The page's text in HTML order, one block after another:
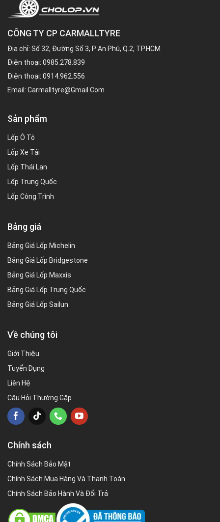
CÔNG TY CP CARMALLTYRE
Địa chỉ: Số 32, Đường Số 3, P An Phú, Q.2, TP.HCM
Điện thoại: 0985.278.839
Điện thoại: 0914.962.556
Email: Carmalltyre@gmail.com
Sản phẩm
Lốp Ô Tô
Lốp Xe Tải
Lốp Thái Lan
Lốp Trung Quốc
Lốp Công Trình
Bảng giá
Bảng Giá Lốp Michelin
Bảng Giá Lốp Bridgestone
Bảng Giá Lốp Maxxis
Bảng Giá Lốp Trung Quốc
Bảng Giá Lốp Sailun
Về chúng tôi
Giới Thiệu
Tuyển Dụng
Liên Hệ
Câu Hỏi Thường Gặp
Chính sách
Chính Sách Bảo Mật
Chính Sách Mua Hàng Và Thanh Toán
Chính Sách Bảo Hành Và Đổi Trả